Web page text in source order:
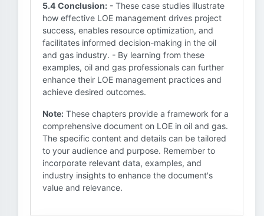
5.4 Conclusion: - These case studies illustrate
how effective LOE management drives project
success, enables resource optimization, and
facilitates informed decision-making in the oil
and gas industry. - By learning from these
examples, oil and gas professionals can further
enhance their LOE management practices and
achieve desired outcomes.
Note: These chapters provide a framework for a
comprehensive document on LOE in oil and gas.
The specific content and details can be tailored
to your audience and purpose. Remember to
incorporate relevant data, examples, and
industry insights to enhance the document's
value and relevance.